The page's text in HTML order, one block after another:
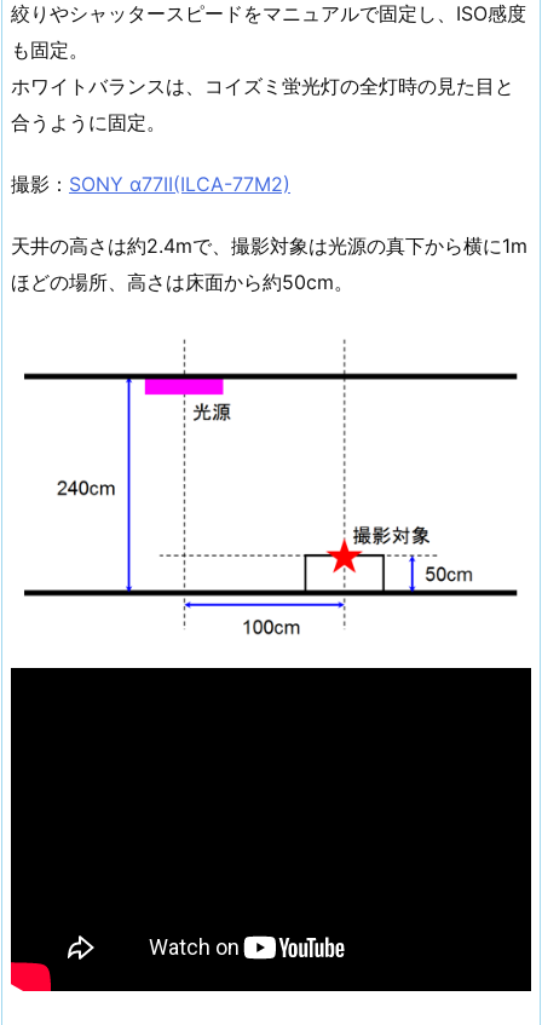
絞りやシャッタースピードをマニュアルで固定し、ISO感度
も固定。
ホワイトバランスは、コイズミ蛍光灯の全灯時の見た目と
合うように固定。
撮影： SONY α77II(ILCA-77M2)
天井の高さは約2.4mで、撮影対象は光源の真下から横に1m
ほどの場所、高さは床面から約50cm。